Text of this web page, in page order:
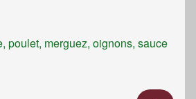
poulet, merguez, oignons, sauce